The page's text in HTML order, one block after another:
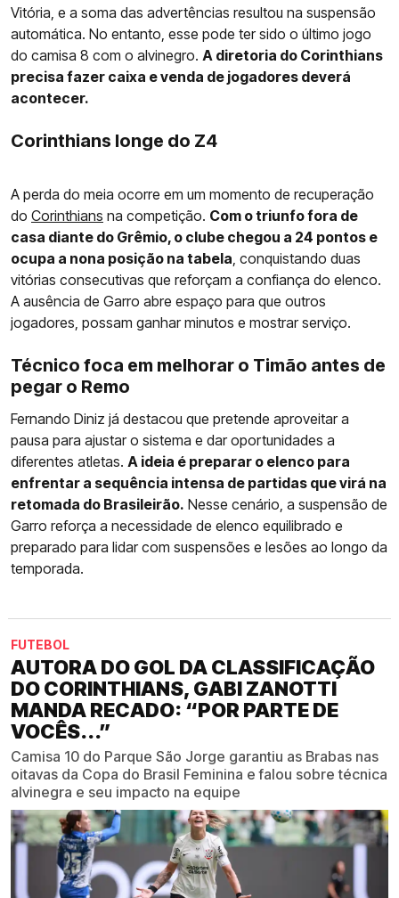
Vitória, e a soma das advertências resultou na suspensão
automática. No entanto, esse pode ter sido o último jogo
do camisa 8 com o alvinegro. A diretoria do Corinthians
precisa fazer caixa e venda de jogadores deverá
acontecer.
Corinthians longe do Z4
A perda do meia ocorre em um momento de recuperação
do Corinthians na competição. Com o triunfo fora de
casa diante do Grêmio, o clube chegou a 24 pontos e
ocupa a nona posição na tabela , conquistando duas
vitórias consecutivas que reforçam a confiança do elenco.
A ausência de Garro abre espaço para que outros
jogadores, possam ganhar minutos e mostrar serviço.
Técnico foca em melhorar o Timão antes de
pegar o Remo
Fernando Diniz já destacou que pretende aproveitar a
pausa para ajustar o sistema e dar oportunidades a
diferentes atletas. A ideia é preparar o elenco para
enfrentar a sequência intensa de partidas que virá na
retomada do Brasileirão. Nesse cenário, a suspensão de
Garro reforça a necessidade de elenco equilibrado e
preparado para lidar com suspensões e lesões ao longo da
temporada.
FUTEBOL
AUTORA DO GOL DA CLASSIFICAÇÃO
DO CORINTHIANS, GABI ZANOTTI
MANDA RECADO: “POR PARTE DE
VOCÊS...”
Camisa 10 do Parque São Jorge garantiu as Brabas nas
oitavas da Copa do Brasil Feminina e falou sobre técnica
alvinegra e seu impacto na equipe